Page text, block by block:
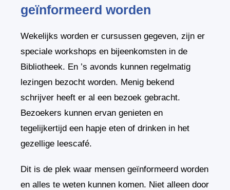
geïnformeerd worden
Wekelijks worden er cursussen gegeven, zijn er
speciale workshops en bijeenkomsten in de
Bibliotheek. En ’s avonds kunnen regelmatig
lezingen bezocht worden. Menig bekend
schrijver heeft er al een bezoek gebracht.
Bezoekers kunnen ervan genieten en
tegelijkertijd een hapje eten of drinken in het
gezellige leescafé.
Dit is de plek waar mensen geïnformeerd worden
en alles te weten kunnen komen. Niet alleen door